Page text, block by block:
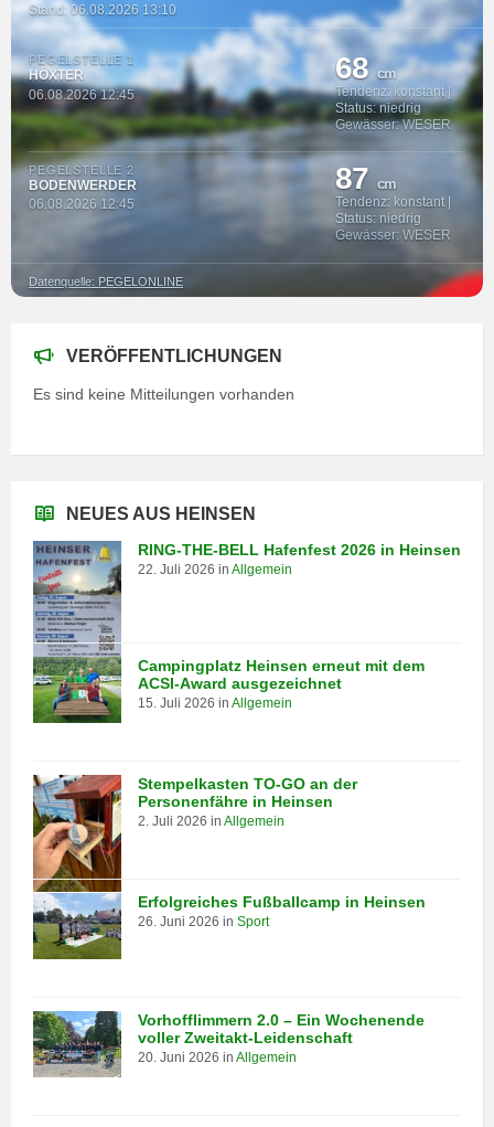
Stand: 06.08.2026 13:10
PEGELSTELLE 1
HÖXTER
06.08.2026 12:45
68cm
Tendenz: konstant |
Status: niedrig
Gewässer: WESER
PEGELSTELLE 2
BODENWERDER
06.08.2026 12:45
87cm
Tendenz: konstant |
Status: niedrig
Gewässer: WESER
Datenquelle: PEGELONLINE
VERÖFFENTLICHUNGEN
Es sind keine Mitteilungen vorhanden
NEUES AUS HEINSEN
RING-THE-BELL Hafenfest 2026 in Heinsen
22. Juli 2026 in Allgemein
Campingplatz Heinsen erneut mit dem
ACSI-Award ausgezeichnet
15. Juli 2026 in Allgemein
Stempelkasten TO-GO an der
Personenfähre in Heinsen
2. Juli 2026 in Allgemein
Erfolgreiches Fußballcamp in Heinsen
26. Juni 2026 in Sport
Vorhofflimmern 2.0 – Ein Wochenende
voller Zweitakt-Leidenschaft
20. Juni 2026 in Allgemein